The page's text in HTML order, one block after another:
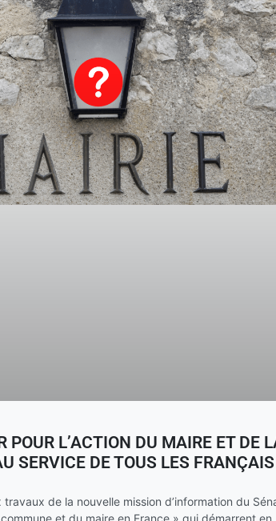
POUR L’ACTION DU MAIRE ET DE
SERVICE DE TOUS LES
de la nouvelle mission d’information du